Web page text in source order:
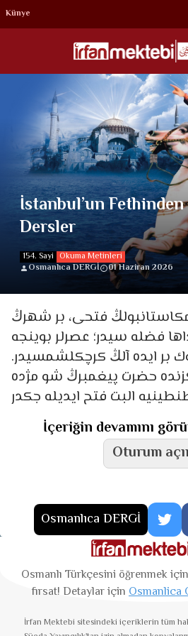
Künye
İstanbul’un Fethinden
Dersler
154. Sayi Okuma Metinleri
Osmanlıca DERGİ
01 Haziran 2026
فتحی، بر شهرڭ
فضله سیدر؛ عصرلر بوینجه
بر ایده آلڭ كرچكلشمسیدر.
حضرت پیغمبرڭ شو مژده
İçeriğin devamını
Oturum
Osmanlıca DERGİ
Osmanlı Türkçesini öğrenmek
fırsat! Detaylar için Osmanlica
İrfan Mektebi sitesindeki içeriklerin tüm